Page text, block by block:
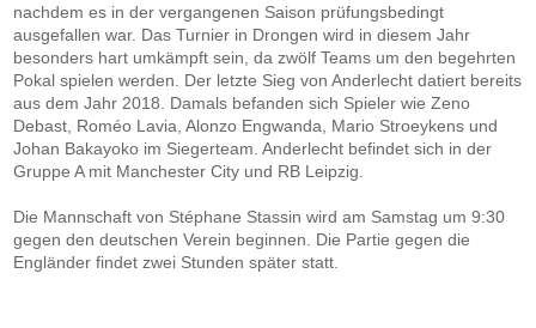
nachdem es in der vergangenen Saison prüfungsbedingt
ausgefallen war. Das Turnier in Drongen wird in diesem Jahr
besonders hart umkämpft sein, da zwölf Teams um den begehrten
Pokal spielen werden. Der letzte Sieg von Anderlecht datiert bereits
aus dem Jahr 2018. Damals befanden sich Spieler wie Zeno
Debast, Roméo Lavia, Alonzo Engwanda, Mario Stroeykens und
Johan Bakayoko im Siegerteam. Anderlecht befindet sich in der
Gruppe A mit Manchester City und RB Leipzig.
Die Mannschaft von Stéphane Stassin wird am Samstag um 9:30
gegen den deutschen Verein beginnen. Die Partie gegen die
Engländer findet zwei Stunden später statt.